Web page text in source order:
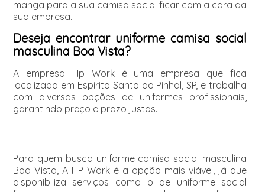
manga para a sua camisa social ficar com a cara da
sua empresa.
Deseja encontrar uniforme camisa social
masculina Boa Vista?
A empresa Hp Work é uma empresa que fica
localizada em Espírito Santo do Pinhal, SP, e trabalha
com diversas opções de uniformes profissionais,
garantindo preço e prazo justos.
Para quem busca uniforme camisa social masculina
Boa Vista, A HP Work é a opção mais viável, já que
disponibiliza serviços como o de uniforme social